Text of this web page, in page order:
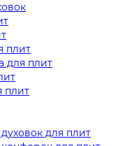
плит
для плит
плит
для плит